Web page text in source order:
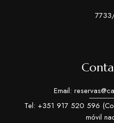
Email:
Tel: +351 917 520 596
móvil